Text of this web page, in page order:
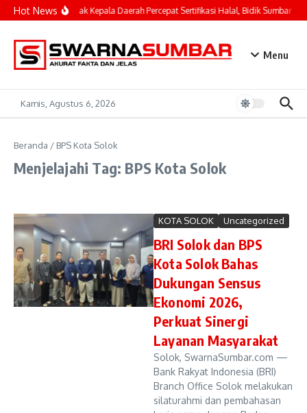
Lewati ke konten
Hot News
Mahyeldi Ajak Kepala Daerah Percepat Sertifikasi Halal, Bidik Sumbar
Menu
Kamis, Agustus 6, 2026
Beranda / BPS Kota Solok
Menjelajahi Tag: BPS Kota Solok
KOTA SOLOK Uncategorized
BRI Solok dan BPS
Kota Solok Bahas
Dukungan Sensus
Ekonomi 2026,
Perkuat Sinergi
Layanan Masyarakat
Solok, SwarnaSumbar.com —
Bank Rakyat Indonesia (BRI)
Branch Office Solok melakukan
silaturahmi dan pembahasan